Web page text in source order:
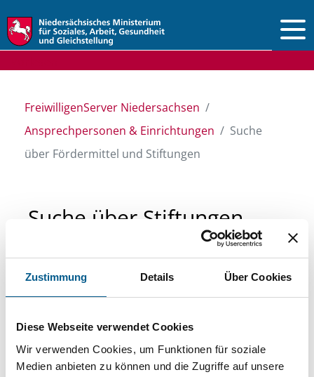
Zustimmung Details Über Cookies
Diese Webseite verwendet Cookies
Wir verwenden Cookies, um Funktionen für soziale
Medien anbieten zu können und die Zugriffe auf unsere
FreiwilligenServer Niedersachsen
Ansprechpersonen & Einrichtungen
Suche
über Fördermittel und Stiftungen
Suche über Stiftungen
und Fördermittel
Sie suchen finanzielle Unterstützung für ein
Projekt oder ein Vorhaben? Hier können Sie
direkt über unsere Fördermitteldatenbank und
Stiftungsdatenbank recherchieren. Bei der